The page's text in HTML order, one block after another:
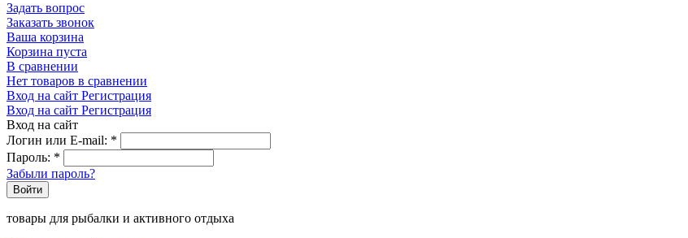
Задать вопрос
Заказать звонок
Ваша корзина
Корзина пуста
В сравнении
Нет товаров в сравнении
Вход на сайт Регистрация
Вход на сайт Регистрация
Вход на сайт
Логин или E-mail: *
Пароль: *
Забыли пароль?
Войти
товары для рыбалки и активного отдыха